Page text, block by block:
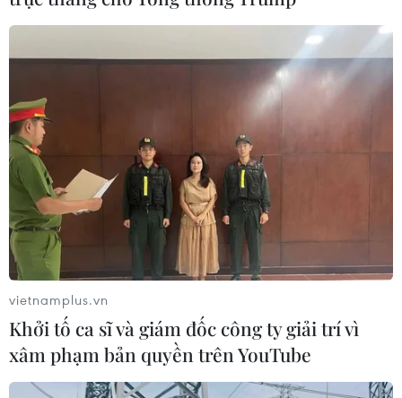
trong 3 tuần trở lại đây, bất chấp số liệu mới nhất về tình
vietnamplus.vn
Khởi tố ca sĩ và giám đốc công ty giải trí vì
xâm phạm bản quyền trên YouTube